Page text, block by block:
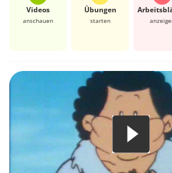
Videos
anschauen
Übungen
starten